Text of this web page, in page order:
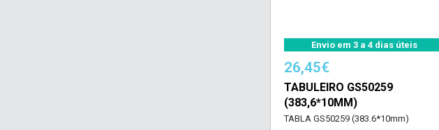
Envio em 3 a 4 dias úteis
26,45€
TABULEIRO GS50259
(383,6*10MM)
TABLA GS50259 (383.6*10mm)